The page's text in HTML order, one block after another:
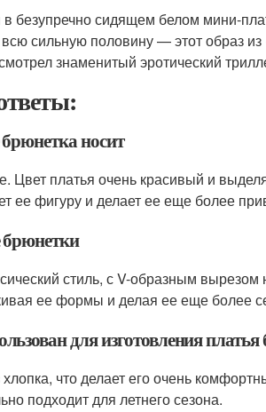
безупречно сидящем белом мини-
сильную половину — этот образ
знаменитый эротический
носит
Цвет платья очень красивый и
ее фигуру и делает ее еще более
брюнетки
стиль, с V-образным
ее формы и делая ее еще более
для изготовления
что делает его очень
подходит для летнего сезона.